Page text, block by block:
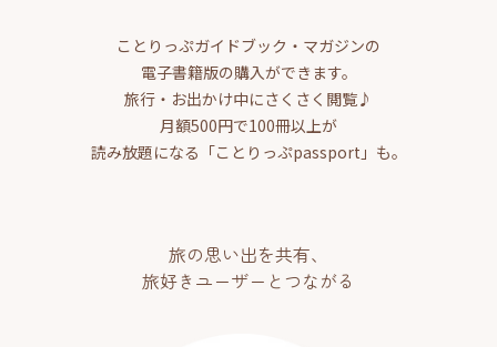
ことりっぷガイドブック・マガジンの
電子書籍版の購入ができます。
旅行・お出かけ中にさくさく閲覧♪
月額500円で100冊以上が
読み放題になる「ことりっぷpassport」も。
旅の思い出を共有、
旅好きユーザーとつながる